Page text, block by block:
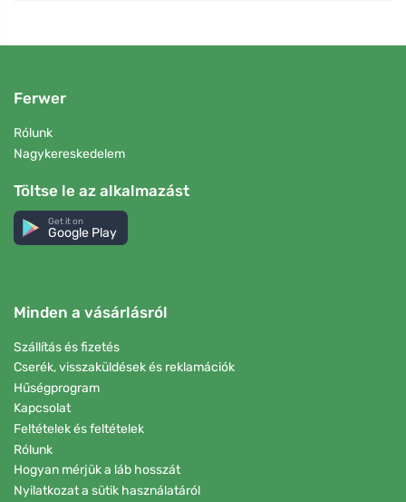
Ferwer
Rólunk
Nagykereskedelem
Töltse le az alkalmazást
Get it on
Google Play
Minden a vásárlásról
Szállítás és fizetés
Cserék, visszaküldések és reklamációk
Hűségprogram
Kapcsolat
Feltételek és feltételek
Rólunk
Hogyan mérjük a láb hosszát
Nyilatkozat a sütik használatáról